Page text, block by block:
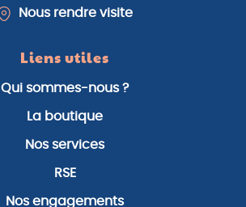
Nous rendre visite
Liens utiles
Qui sommes-nous ?
La boutique
Nos services
RSE
Nos engagements